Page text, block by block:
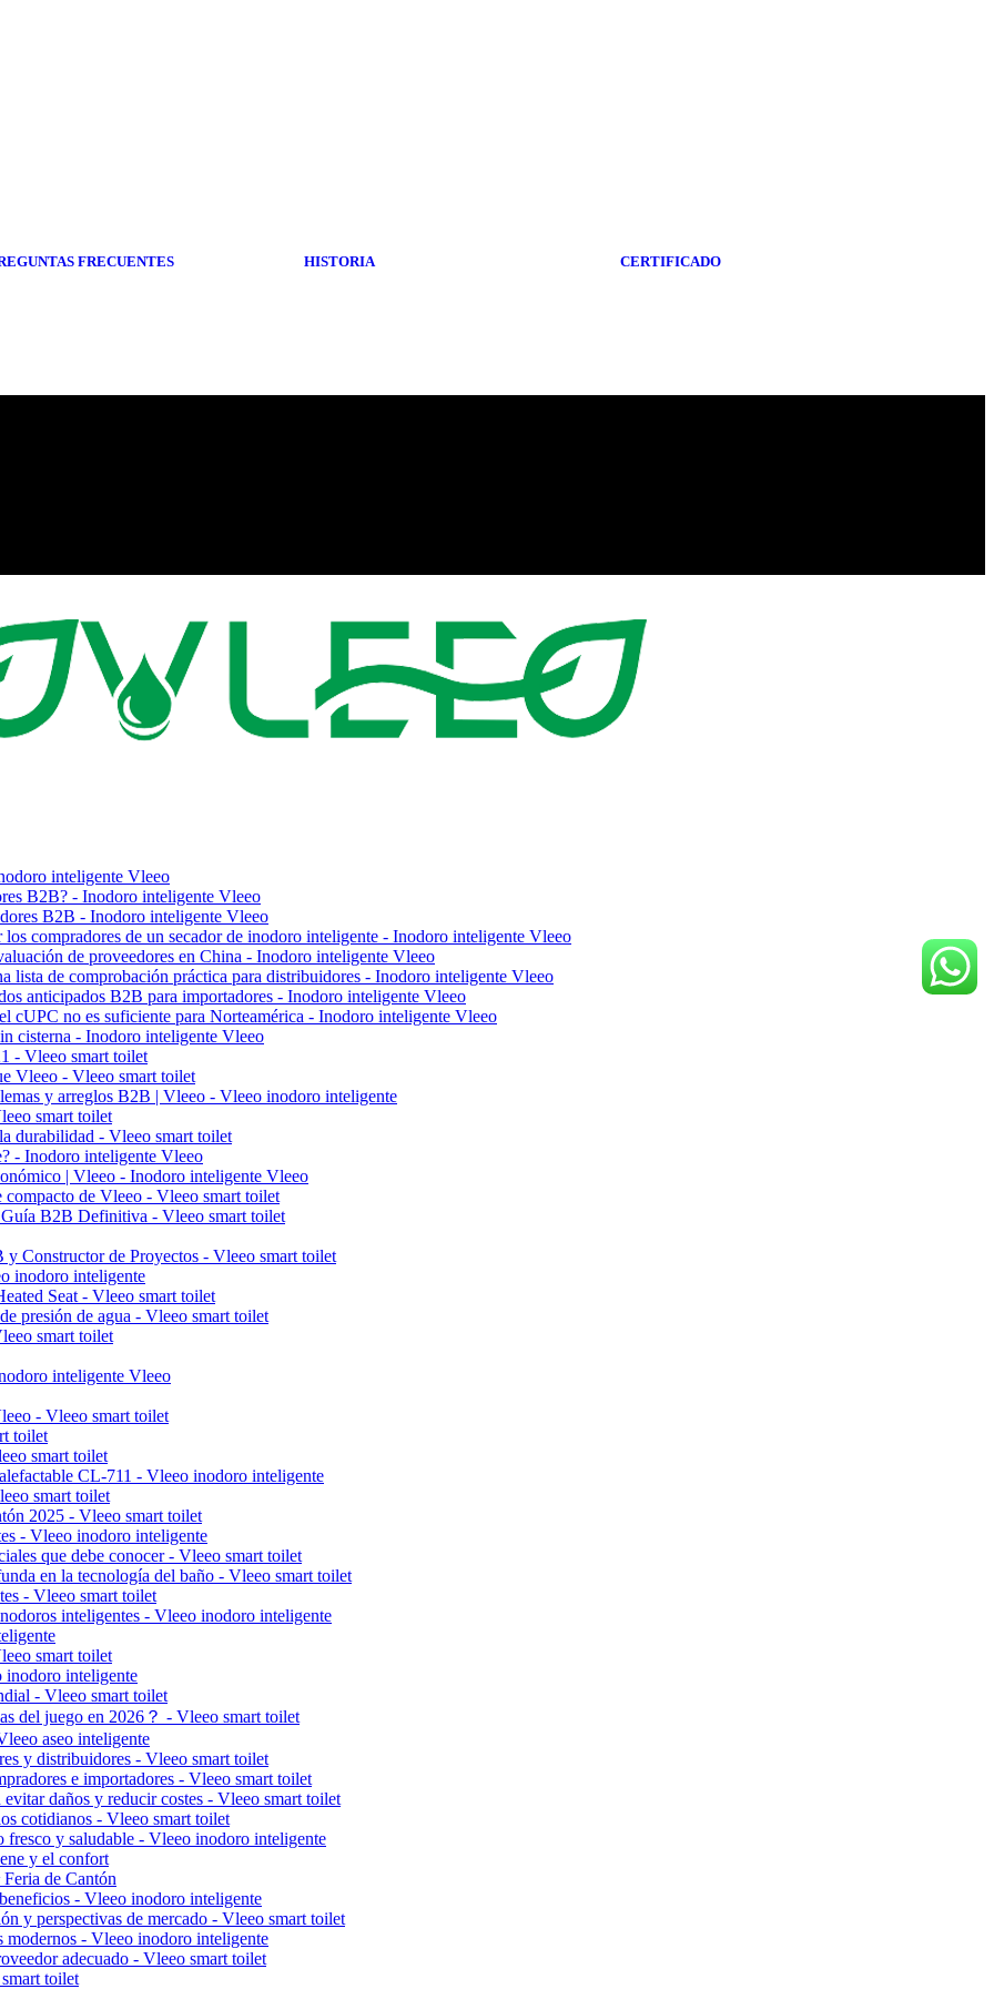
FRECUENTES HISTORIA CERTIFICADO
inteligente Vleeo
B2B? - Inodoro inteligente Vleeo
B2B - Inodoro inteligente Vleeo
compradores de un secador de inodoro inteligente - Inodoro inteligente Vleeo
de proveedores en China - Inodoro inteligente Vleeo
lista de comprobación práctica para distribuidores - Inodoro inteligente Vleeo
anticipados B2B para importadores - Inodoro inteligente Vleeo
no es suficiente para Norteamérica - Inodoro inteligente Vleeo
cisterna - Inodoro inteligente Vleeo
- Vleeo smart toilet
Vleeo - Vleeo smart toilet
y arreglos B2B | Vleeo - Vleeo inodoro inteligente
smart toilet
durabilidad - Vleeo smart toilet
- Inodoro inteligente Vleeo
| Vleeo - Inodoro inteligente Vleeo
de Vleeo - Vleeo smart toilet
B2B Definitiva - Vleeo smart toilet
Constructor de Proyectos - Vleeo smart toilet
inodoro inteligente
Seat - Vleeo smart toilet
presión de agua - Vleeo smart toilet
smart toilet
inteligente Vleeo
- Vleeo smart toilet
toilet
smart toilet
CL-711 - Vleeo inodoro inteligente
smart toilet
2025 - Vleeo smart toilet
- Vleeo inodoro inteligente
que debe conocer - Vleeo smart toilet
en la tecnología del baño - Vleeo smart toilet
- Vleeo smart toilet
inteligentes - Vleeo inodoro inteligente
smart toilet
inodoro inteligente
- Vleeo smart toilet
del juego en 2026？ - Vleeo smart toilet
aseo inteligente
y distribuidores - Vleeo smart toilet
e importadores - Vleeo smart toilet
daños y reducir costes - Vleeo smart toilet
cotidianos - Vleeo smart toilet
fresco y saludable - Vleeo inodoro inteligente
y el confort
de Cantón
- Vleeo inodoro inteligente
y perspectivas de mercado - Vleeo smart toilet
modernos - Vleeo inodoro inteligente
adecuado - Vleeo smart toilet
toilet